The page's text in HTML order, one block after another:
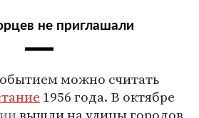
не приглашали
можно считать
1956 года. В октябре
вышли на улицы городов